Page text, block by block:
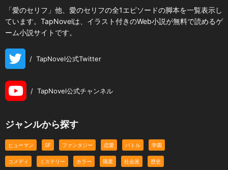
「愛のセリフ」他、愛のセリフの全1エピソードの脚本を一覧表示し
ています。TapNovelは、イラスト付きのWeb小説が無料で読めるゲ
ーム小説サイトです。
/ TapNovel公式Twitter
/ TapNovel公式チャンネル
ジャンルから探す
ヒューマン SF ファンタジー 恋愛 バトル 学園
コメディ ミステリー ホラー 職業 社会派 歴史